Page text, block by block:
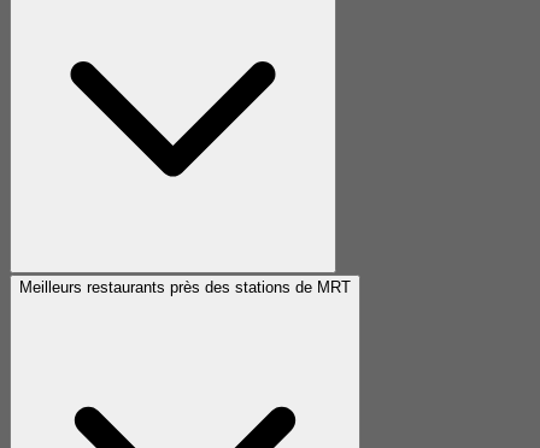
Meilleurs restaurants près des stations de MRT